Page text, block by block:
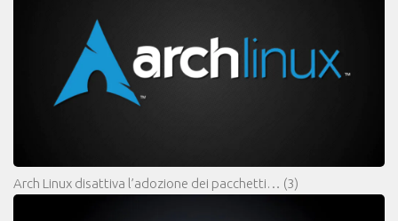
Arch Linux disattiva l’adozione dei pacchetti… (3)